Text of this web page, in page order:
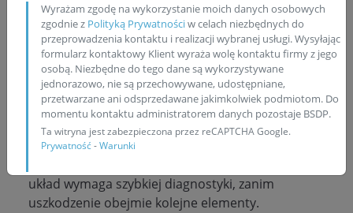
Ogromne znaczenie ma jednak stan układu
paliwowego, ponieważ to właśnie on decyduje o
kulturze pracy i pełnym wykorzystaniu możliwości
jednostki V6 TDI.Jakie są objawy uszkodzonej
pompy wtryskowej?Najczęściej pojawiają się
trudności z uruchomieniem silnika, nierówna
praca na biegu jałowym, wyraźny spadek mocy,
szarpanie podczas przyspieszania oraz dymienie z
układ wymaga szybkiej diagnostyki, zanim
uszkodzenie obejmie kolejne elementy.
Wyrażam zgodę na wykorzystanie moich danych osobowych
zgodnie z Polityką Prywatnościw celach niezbędnych do
przeprowadzenia kontaktu i realizacji wybranej usługi. Wysyłając
formularz kontaktowy Klient wyraża wolę kontaktu firmy z jego
osobą. Niezbędne do tego dane są wykorzystywane
jednorazowo, nie są przechowywane, udostępniane,
przetwarzane ani odsprzedawane jakimkolwiek podmiotom. Do
momentu kontaktu administratorem danych pozostaje BSDP.
Ta witryna jest zabezpieczona przez reCAPTCHA Google.
Prywatność-Warunki